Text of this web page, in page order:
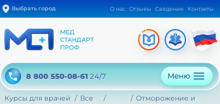
Выбрать город О нас Отзывы Сведения Контакты
8 800 550-08-61 24/7 Меню
Курсы для врачей
Все
Отморожение и